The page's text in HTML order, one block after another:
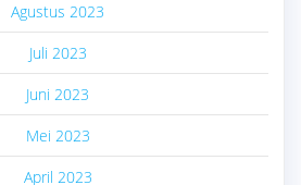
Agustus 2023
Juli 2023
Juni 2023
Mei 2023
April 2023